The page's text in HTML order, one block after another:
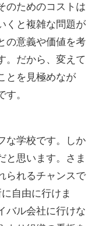
のためのコストは
くと複雑な問題が
の意義や価値を考
。だから、変えて
とを見極めなが
。
な学校です。しか
と思います。さま
られるチャンスで
自由に行けま
バル会社に行けな